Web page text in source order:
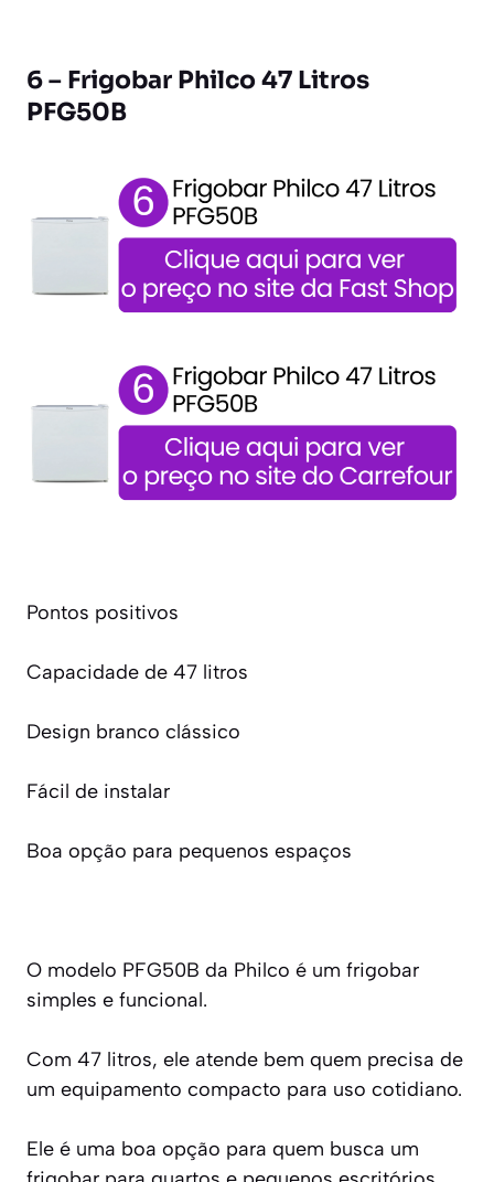
6 – Frigobar Philco 47 Litros
PFG50B
Pontos positivos
Capacidade de 47 litros
Design branco clássico
Fácil de instalar
Boa opção para pequenos espaços
O modelo PFG50B da Philco é um frigobar
simples e funcional.
Com 47 litros, ele atende bem quem precisa de
um equipamento compacto para uso cotidiano.
Ele é uma boa opção para quem busca um